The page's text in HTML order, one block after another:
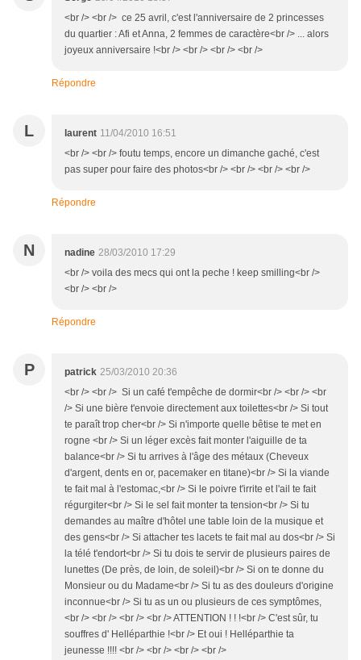
<br /> <br /> ce 25 avril, c'est l'anniversaire de 2 princesses
du quartier : Afi et Anna, 2 femmes de caractère<br /> ... alors
joyeux anniversaire !<br /> <br /> <br /> <br />
Répondre
L laurent 11/04/2010 16:51
<br /> <br /> foutu temps, encore un dimanche gaché, c'est
pas super pour faire des photos<br /> <br /> <br /> <br />
Répondre
N nadine 28/03/2010 17:29
<br /> voila des mecs qui ont la peche ! keep smilling<br />
<br /> <br />
Répondre
P patrick 25/03/2010 20:36
<br /> <br /> Si un café t'empêche de dormir<br /> <br /> <br
/> Si une bière t'envoie directement aux toilettes<br /> Si tout
te paraît trop cher<br /> Si n'importe quelle bêtise te met en
rogne <br /> Si un léger excès fait monter l'aiguille de ta
balance<br /> Si tu arrives à l'âge des métaux (Cheveux
d'argent, dents en or, pacemaker en titane)<br /> Si la viande
te fait mal à l'estomac,<br /> Si le poivre t'irrite et l'ail te fait
régurgiter<br /> Si le sel fait monter ta tension<br /> Si tu
demandes au maître d'hôtel une table loin de la musique et
des gens<br /> Si attacher tes lacets te fait mal au dos<br /> Si
la télé t'endort<br /> Si tu dois te servir de plusieurs paires de
lunettes (De près, de loin, de soleil)<br /> Si on te donne du
Monsieur ou du Madame<br /> Si tu as des douleurs d'origine
inconnue<br /> Si tu as un ou plusieurs de ces symptômes,
<br /> <br /> <br /> <br /> ATTENTION ! ! !<br /> C'est sûr, tu
souffres d' Helléparthie !<br /> Et oui ! Helléparthie ta
jeunesse !!!! <br /> <br /> <br /> <br />